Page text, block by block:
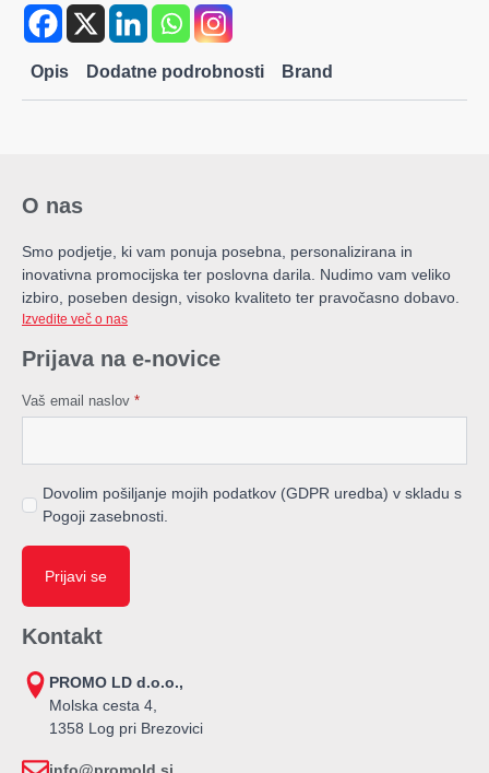
Opis Dodatne podrobnosti Brand
O nas
Smo podjetje, ki vam ponuja posebna, personalizirana in
inovativna promocijska ter poslovna darila. Nudimo vam veliko
izbiro, poseben design, visoko kvaliteto ter pravočasno dobavo.
Izvedite več o nas
Prijava na e-novice
Vaš email naslov *
Dovolim pošiljanje mojih podatkov (GDPR uredba) v skladu s
Pogoji zasebnosti.
Prijavi se
Kontakt
PROMO LD d.o.o.,
Molska cesta 4,
1358 Log pri Brezovici